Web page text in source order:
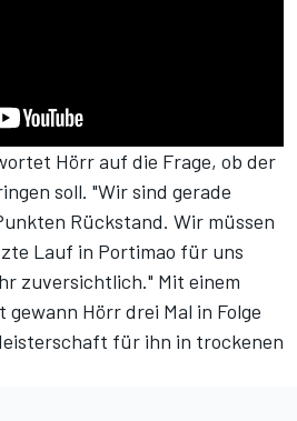
Hörr auf die Frage, ob der
soll. "Wir sind gerade
Rückstand. Wir müssen
Lauf in Portimao für uns
zuversichtlich." Mit einem
Hörr drei Mal in Folge
für ihn in trockenen